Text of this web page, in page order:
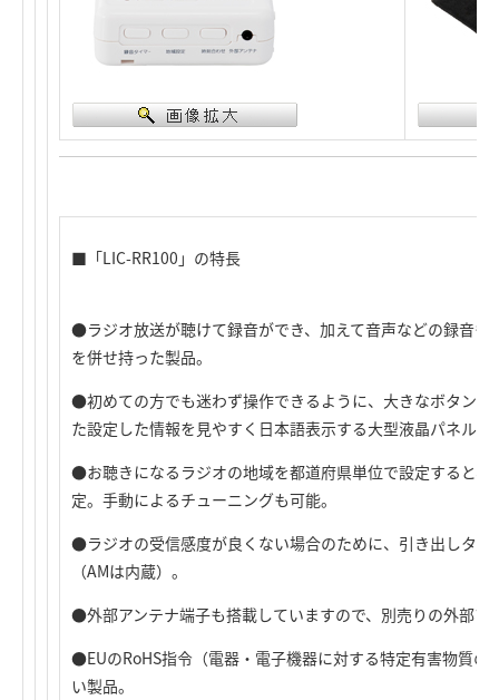
■「LIC-RR100」の特長
●ラジオ放送が聴けて録音ができ、加えて音声などの録音も
を併せ持った製品。
●初めての方でも迷わず操作できるように、大きなボタン
た設定した情報を見やすく日本語表示する大型液晶パネルを
●お聴きになるラジオの地域を都道府県単位で設定すると、
定。手動によるチューニングも可能。
●ラジオの受信感度が良くない場合のために、引き出しタイ
（AMは内蔵）。
●外部アンテナ端子も搭載していますので、別売りの外部ア
●EUのRoHS指令（電器・電子機器に対する特定有害物質の
い製品。